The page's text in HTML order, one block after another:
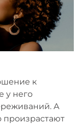
к
у него
А
произрастают